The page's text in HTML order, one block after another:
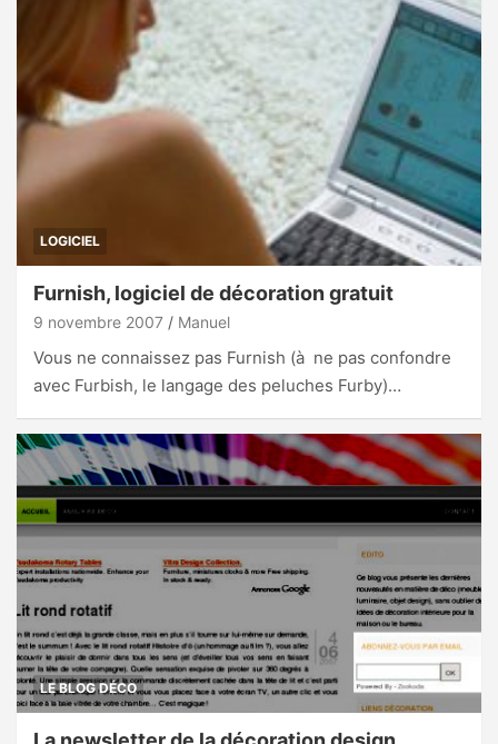
LOGICIEL
Furnish, logiciel de décoration gratuit
9 novembre 2007 Manuel
Vous ne connaissez pas Furnish (à ne pas confondre
avec Furbish, le langage des peluches Furby)…
LE BLOG DÉCO